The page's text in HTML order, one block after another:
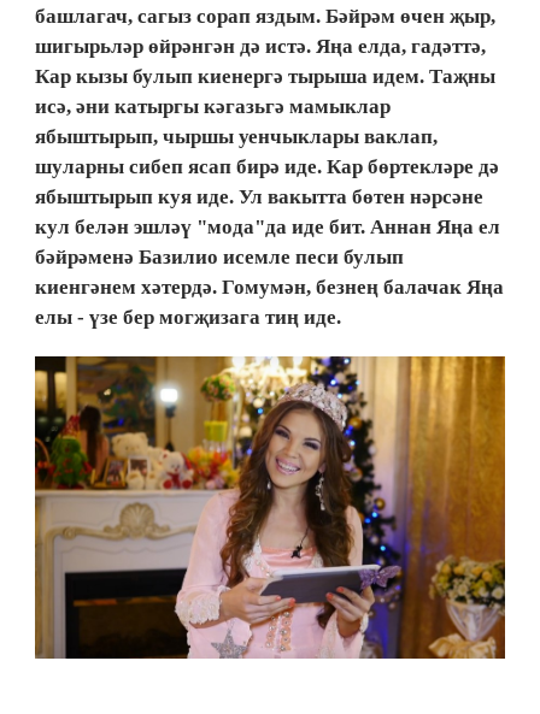
башлагач, сагыз сорап яздым. Бәйрәм өчен җыр,
шигырьләр өйрәнгән дә истә. Яңа елда, гадәттә,
Кар кызы булып киенергә тырыша идем. Таҗны
исә, әни катыргы кәгазьгә мамыклар
ябыштырып, чыршы уенчыклары ваклап,
шуларны сибеп ясап бирә иде. Кар бөртекләре дә
ябыштырып куя иде. Ул вакытта бөтен нәрсәне
кул белән эшләү "мода"да иде бит. Аннан Яңа ел
бәйрәменә Базилио исемле песи булып
киенгәнем хәтердә. Гомумән, безнең балачак Яңа
елы - үзе бер могҗизага тиң иде.